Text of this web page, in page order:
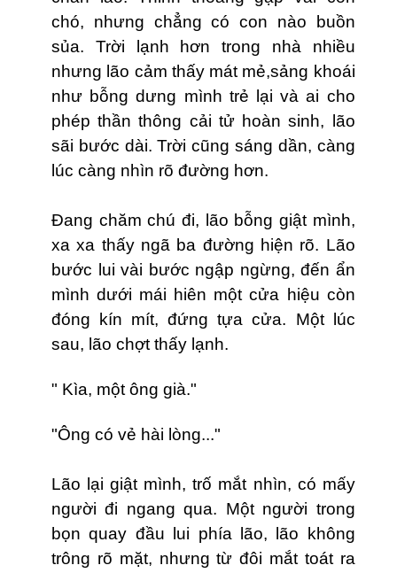
chó, nhưng chẳng có con nào buồn
sủa. Trời lạnh hơn trong nhà nhiều
nhưng lão cảm thấy mát mẻ,sảng khoái
như bỗng dưng mình trẻ lại và ai cho
phép thần thông cải tử hoàn sinh, lão
sãi bước dài. Trời cũng sáng dần, càng
lúc càng nhìn rõ đường hơn.
Đang chăm chú đi, lão bỗng giật mình,
xa xa thấy ngã ba đường hiện rõ. Lão
bước lui vài bước ngập ngừng, đến ẩn
mình dưới mái hiên một cửa hiệu còn
đóng kín mít, đứng tựa cửa. Một lúc
sau, lão chợt thấy lạnh.
" Kìa, một ông già."
"Ông có vẻ hài lòng..."
Lão lại giật mình, trố mắt nhìn, có mấy
người đi ngang qua. Một người trong
bọn quay đầu lui phía lão, lão không
trông rõ mặt, nhưng từ đôi mắt toát ra